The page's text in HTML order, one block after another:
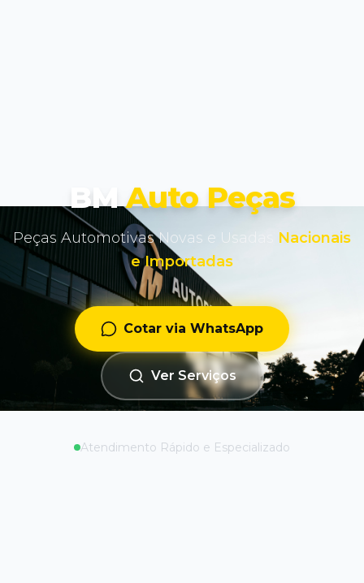
BM Auto Peças
Peças Automotivas Novas e Usadas Nacionais
e Importadas
Cotar via WhatsApp
Ver Serviços
Atendimento Rápido e Especializado